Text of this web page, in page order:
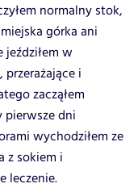
normalny stok,
górka ani
w
i
zacząłem
pierwsze dni
wychodziłem ze
z sokiem i
leczenie.